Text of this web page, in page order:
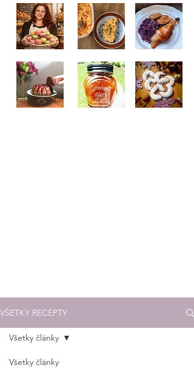
VŠETKY RECEPTY
Všetky články
Všetky články